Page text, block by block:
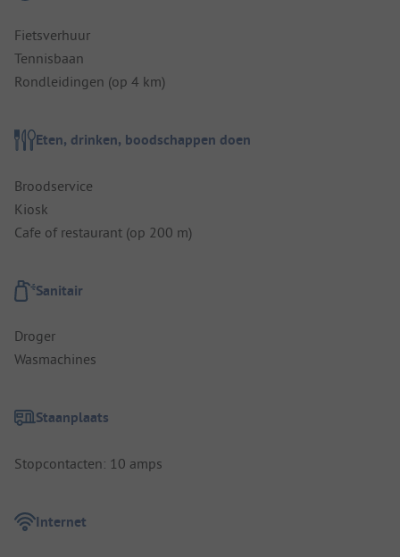
Fietsverhuur
Tennisbaan
Rondleidingen (op 4 km)
Eten, drinken, boodschappen doen
Broodservice
Kiosk
Cafe of restaurant (op 200 m)
Sanitair
Droger
Wasmachines
Staanplaats
Stopcontacten: 10 amps
Internet